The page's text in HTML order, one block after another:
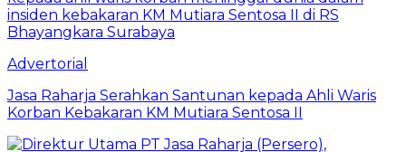
Advertorial
Jasa Raharja Serahkan Santunan kepada Ahli Waris
Korban Kebakaran KM Mutiara Sentosa II